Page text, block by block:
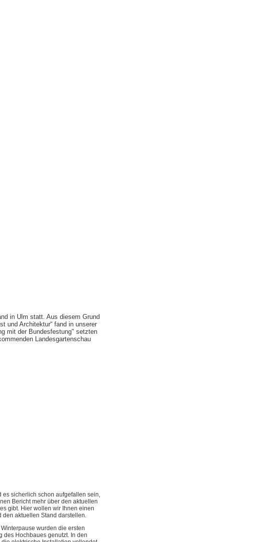
in Ulm statt. Aus diesem Grund
und Architektur“ fand in unserer
mit der Bundesfestung" setzten
Landesgartenschau
sicherlich schon aufgefallen sein,
Bericht mehr über den aktuellen
gibt. Hier wollen wir Ihnen einen
aktuellen Stand darstellen.
wurden die ersten
des Hochbaues genutzt. In den